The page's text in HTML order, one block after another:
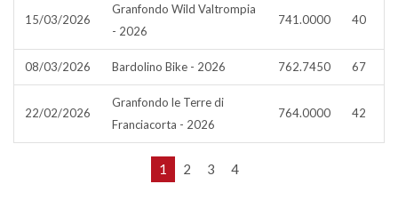
15/03/2026
Granfondo Wild Valtrompia
- 2026
741.0000 40
08/03/2026 Bardolino Bike - 2026 762.7450 67
22/02/2026
Granfondo le Terre di
Franciacorta - 2026
764.0000 42
1 2 3 4